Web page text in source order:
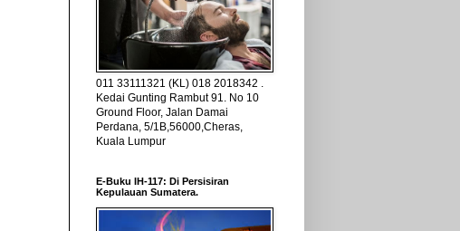
011 33111321 (KL) 018 2018342 .
Kedai Gunting Rambut 91. No 10
Ground Floor, Jalan Damai
Perdana, 5/1B,56000,Cheras,
Kuala Lumpur
E-Buku IH-117: Di Persisiran
Kepulauan Sumatera.